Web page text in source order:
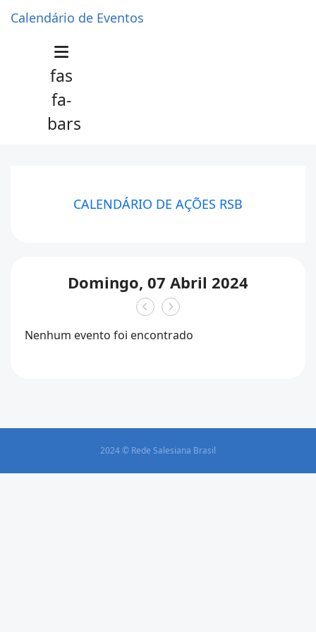
Calendário de Eventos
fas
fa-
bars
CALENDÁRIO DE AÇÕES RSB
Domingo, 07 Abril 2024
Nenhum evento foi encontrado
2024 © Rede Salesiana Brasil